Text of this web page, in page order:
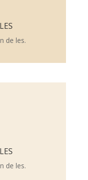
de les.
de les.